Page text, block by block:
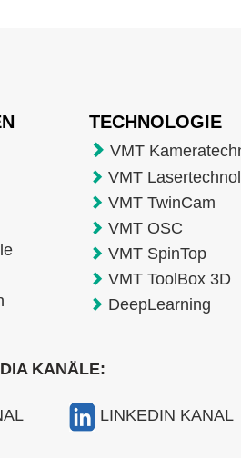
TECHNOLOGIE
VMT
VMT
VMT TwinCam
VMT OSC
VMT SpinTop
VMT ToolBox 3D
DeepLearning
KANÄLE:
LINKEDIN KANAL